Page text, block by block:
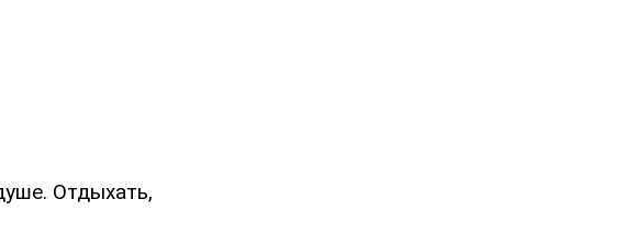
Отдыхать,